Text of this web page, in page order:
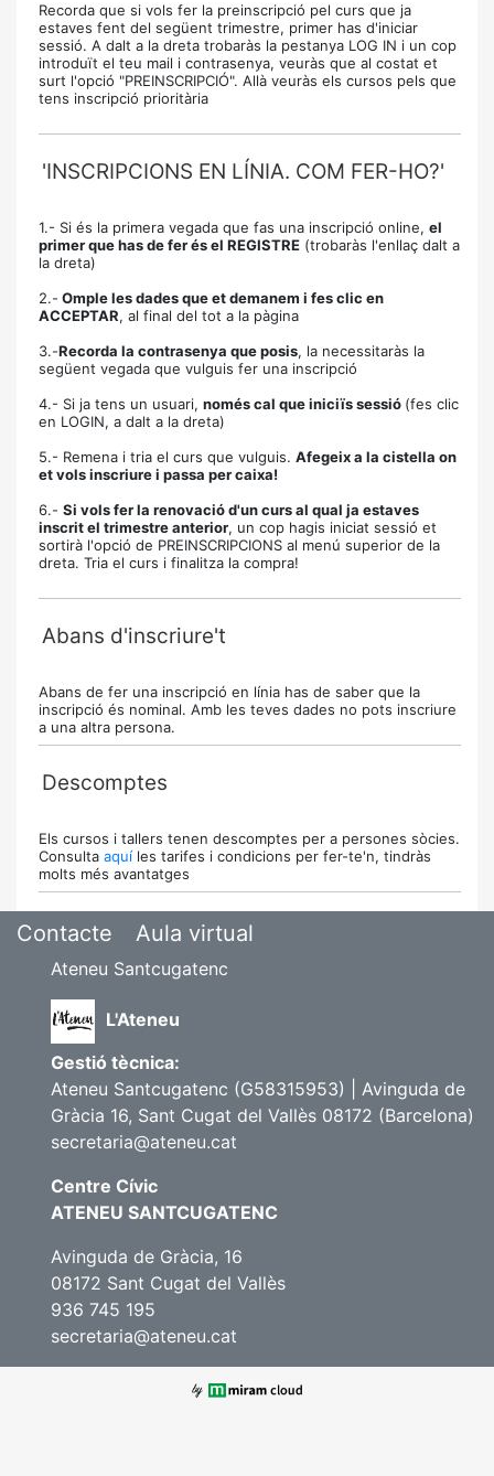
Recorda que si vols fer la preinscripció pel curs que ja
estaves fent del següent trimestre, primer has d'iniciar
sessió. A dalt a la dreta trobaràs la pestanya LOG IN i un cop
introduït el teu mail i contrasenya, veuràs que al costat et
surt l'opció "PREINSCRIPCIÓ". Allà veuràs els cursos pels que
tens inscripció prioritària
'INSCRIPCIONS EN LÍNIA. COM FER-HO?'
1.- Si és la primera vegada que fas una inscripció online, el
primer que has de fer és el REGISTRE (trobaràs l'enllaç dalt a
la dreta)
2.- Omple les dades que et demanem i fes clic en
ACCEPTAR, al final del tot a la pàgina
3.-Recorda la contrasenya que posis, la necessitaràs la
següent vegada que vulguis fer una inscripció
4.- Si ja tens un usuari, només cal que iniciïs sessió (fes clic
en LOGIN, a dalt a la dreta)
5.- Remena i tria el curs que vulguis. Afegeix a la cistella on
et vols inscriure i passa per caixa!
6.- Si vols fer la renovació d'un curs al qual ja estaves
inscrit el trimestre anterior, un cop hagis iniciat sessió et
sortirà l'opció de PREINSCRIPCIONS al menú superior de la
dreta. Tria el curs i finalitza la compra!
Abans d'inscriure't
Abans de fer una inscripció en línia has de saber que la
inscripció és nominal. Amb les teves dades no pots inscriure
a una altra persona.
Descomptes
Els cursos i tallers tenen descomptes per a persones sòcies.
Consulta aquí les tarifes i condicions per fer-te'n, tindràs
molts més avantatges
Contacte Aula virtual
Ateneu Santcugatenc
L'Ateneu
Gestió tècnica:
Ateneu Santcugatenc (G58315953) | Avinguda de
Gràcia 16, Sant Cugat del Vallès 08172 (Barcelona)
secretaria@ateneu.cat
Centre Cívic
ATENEU SANTCUGATENC
Avinguda de Gràcia, 16
08172 Sant Cugat del Vallès
936 745 195
secretaria@ateneu.cat